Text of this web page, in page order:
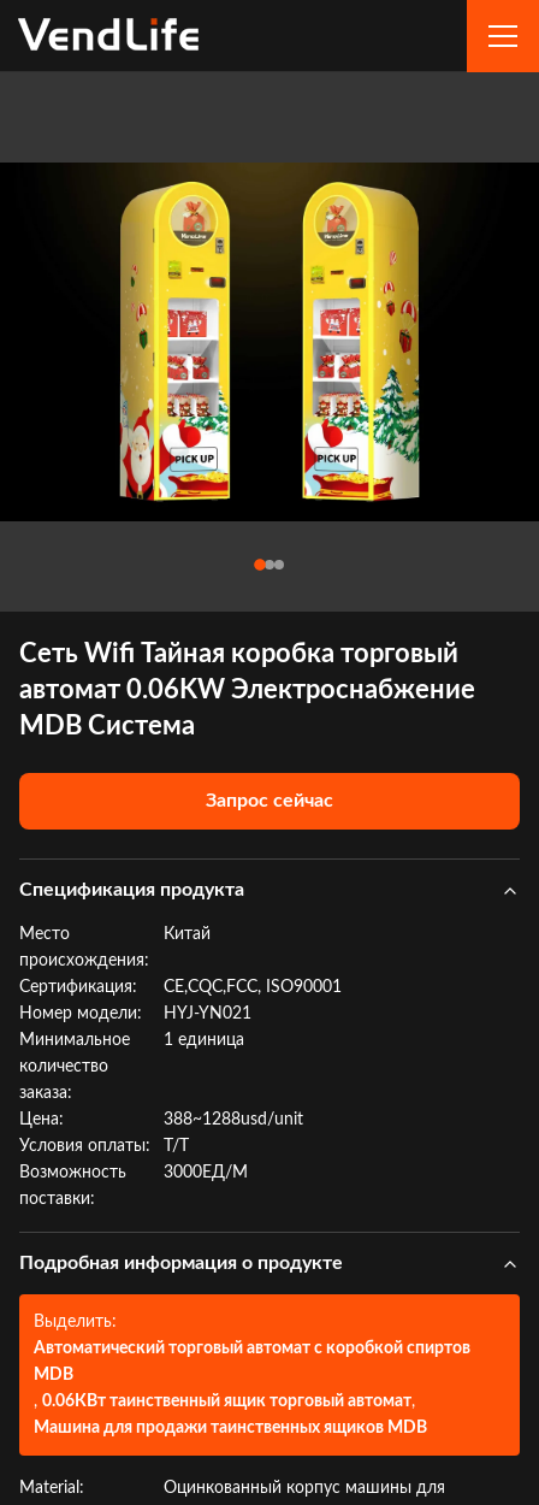
Сеть Wifi Тайная коробка торговый
автомат 0.06KW Электроснабжение
MDB Система
Запрос сейчас
Спецификация продукта
Место
происхождения:
Китай
Сертификация:
CE,CQC,FCC, ISO90001
Номер модели:
HYJ-YN021
Минимальное
количество
заказа:
1 единица
Цена:
388~1288usd/unit
Условия оплаты:
Т/Т
Возможность
поставки:
3000ЕД/М
Подробная информация о продукте
Выделить:
Автоматический торговый автомат с коробкой спиртов
MDB
, 0.06КВт таинственный ящик торговый автомат,
Машина для продажи таинственных ящиков MDB
Material:
Оцинкованный корпус машины для